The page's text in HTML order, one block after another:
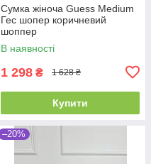
Сумка жіноча Guess Medium
Гес шопер коричневий
шоппер
В наявності
1 298 ₴ 1 628 ₴
Купити
–20%